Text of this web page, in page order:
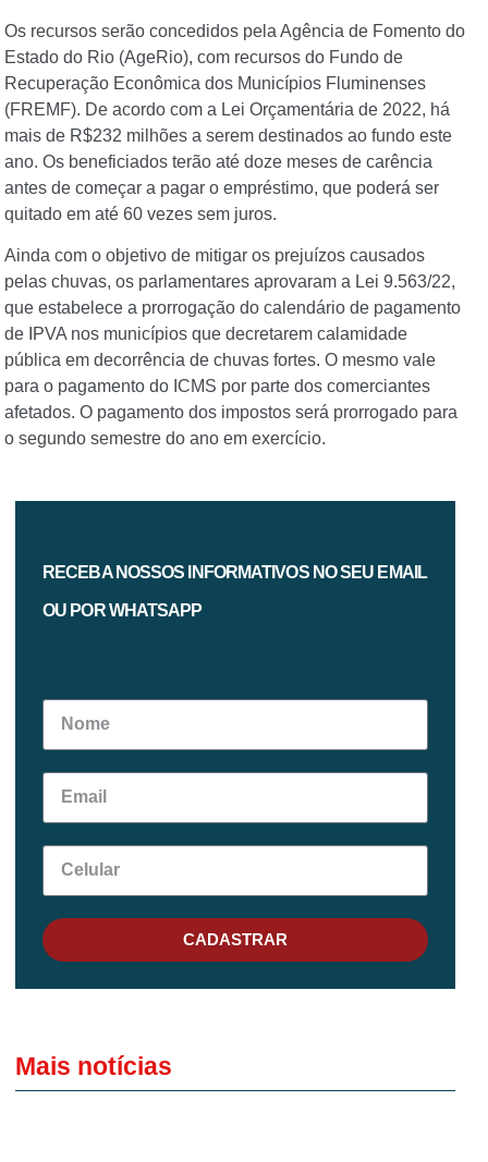
Os recursos serão concedidos pela Agência de Fomento do
Estado do Rio (AgeRio), com recursos do Fundo de
Recuperação Econômica dos Municípios Fluminenses
(FREMF). De acordo com a Lei Orçamentária de 2022, há
mais de R$232 milhões a serem destinados ao fundo este
ano. Os beneficiados terão até doze meses de carência
antes de começar a pagar o empréstimo, que poderá ser
quitado em até 60 vezes sem juros.
Ainda com o objetivo de mitigar os prejuízos causados
pelas chuvas, os parlamentares aprovaram a Lei 9.563/22,
que estabelece a prorrogação do calendário de pagamento
de IPVA nos municípios que decretarem calamidade
pública em decorrência de chuvas fortes. O mesmo vale
para o pagamento do ICMS por parte dos comerciantes
afetados. O pagamento dos impostos será prorrogado para
o segundo semestre do ano em exercício.
RECEBA NOSSOS INFORMATIVOS NO SEU EMAIL
OU POR WHATSAPP
CADASTRAR
Mais notícias